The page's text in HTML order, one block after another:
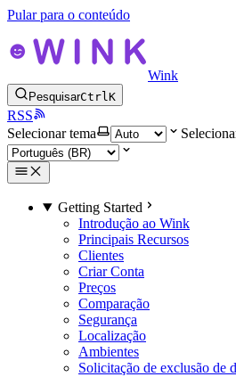
Pular para o conteúdo
Wink
PesquisarCtrlK
RSS
Selecionar tema
Getting Started
Introdução ao Wink
Principais Recursos
Clientes
Criar Conta
Preços
Comparação
Segurança
Localização
Ambientes
Solicitação de exclusão de